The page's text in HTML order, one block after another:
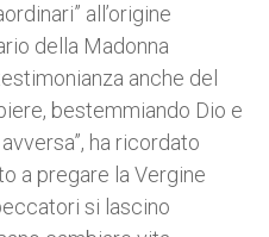
all’origine
della Madonna
anche del
bestemmiando Dio e
ha ricordato
a pregare la Vergine
si lascino